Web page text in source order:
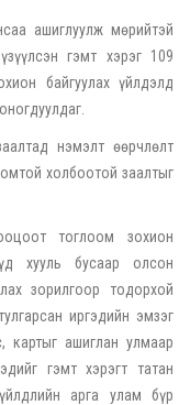
ашиглуулж мөрийтэй
гэмт хэрэг 109
байгуулах үйлдэлд
нэмэлт өөрчлөлт
холбоотой заалтыг
тоглоом зохион
хууль бусаар олсон
зорилгоор тодорхой
иргэдийн эмзэг
картыг ашиглан улмаар
гэмт хэрэгт татан
арга улам бүр